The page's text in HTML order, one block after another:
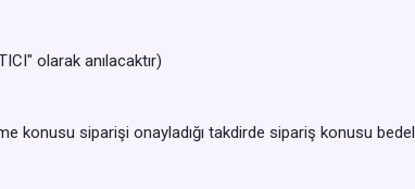
olarak anılacaktır)
konusu siparişi onayladığı takdirde sipariş konusu